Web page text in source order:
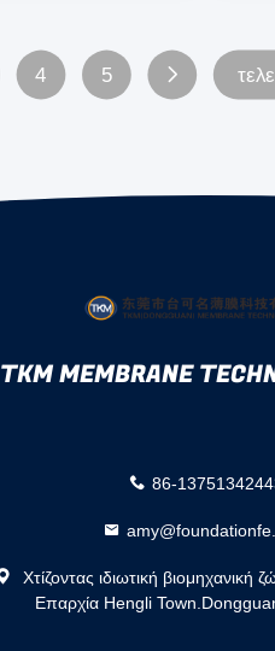
4 5
TKM MEMBRANE
86-
Χτίζοντας ιδιωτική βιομηχανική
Επαρχία Hengli